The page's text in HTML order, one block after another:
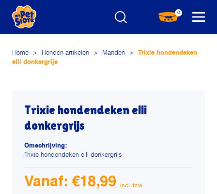
0
Home > Honden artikelen > Manden >
Trixie hondendeken
elli donkergrijs
Trixie hondendeken elli
donkergrijs
Omschrijving:
Trixie hondendeken elli donkergrijs
Vanaf: €18,99